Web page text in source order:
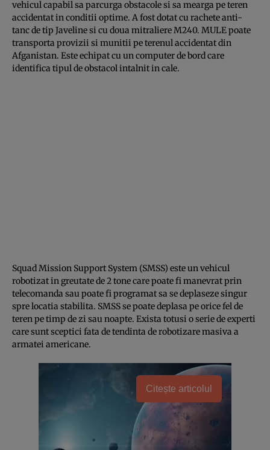
vehicul capabil sa parcurga obstacole si sa mearga pe teren
accidentat in conditii optime. A fost dotat cu rachete anti-
tanc de tip Javeline si cu doua mitraliere M240. MULE poate
transporta provizii si munitii pe terenul accidentat din
Afganistan. Este echipat cu un computer de bord care
identifica tipul de obstacol intalnit in cale.
Squad Mission Support System (SMSS) este un vehicul
robotizat in greutate de 2 tone care poate fi manevrat prin
telecomanda sau poate fi programat sa se deplaseze singur
spre locatia stabilita. SMSS se poate deplasa pe orice fel de
teren pe timp de zi sau noapte. Exista totusi o serie de experti
care sunt sceptici fata de tendinta de robotizare masiva a
armatei americane.
Citește articolul